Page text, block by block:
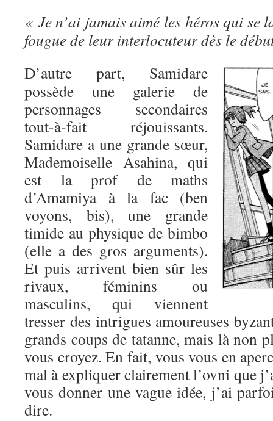
« Je n’ai jamais aimé les héros qui se
fougue de leur interlocuteur dès le
D’autre part, Samidare
possède une galerie de
personnages secondaires
tout-à-fait réjouissants.
Samidare a une grande sœur,
Mademoiselle Asahina, qui
est la prof de maths
d’Amamiya à la fac (ben
voyons, bis), une grande
timide au physique de bimbo
(elle a des gros arguments).
Et puis arrivent bien sûr les
rivaux, féminins ou
masculins, qui viennent
tresser des intrigues amoureuses
grands coups de tatanne, mais là non
vous croyez. En fait, vous vous en
mal à expliquer clairement l’ovni que
vous donner une vague idée, j’ai
dire.